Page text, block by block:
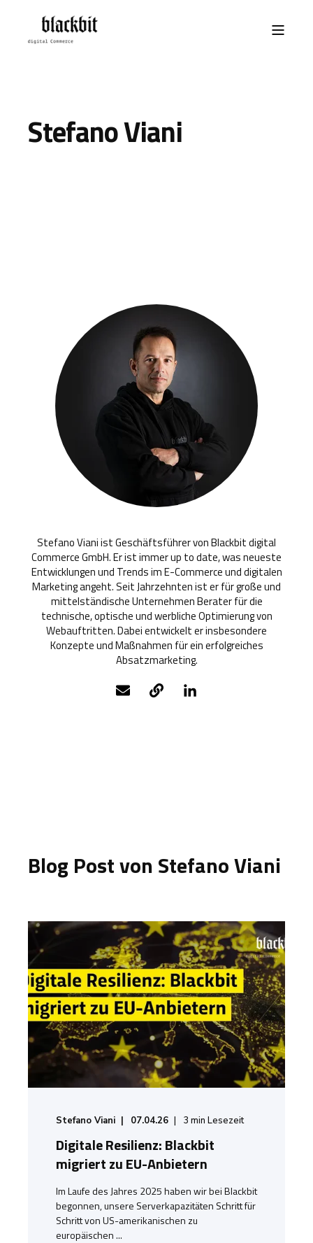
Stefano Viani
Stefano Viani ist Geschäftsführer von Blackbit digital
Commerce GmbH. Er ist immer up to date, was neueste
Entwicklungen und Trends im E-Commerce und digitalen
Marketing angeht. Seit Jahrzehnten ist er für große und
mittelständische Unternehmen Berater für die
technische, optische und werbliche Optimierung von
Webauftritten. Dabei entwickelt er insbesondere
Konzepte und Maßnahmen für ein erfolgreiches
Absatzmarketing.
Blog Post von Stefano Viani
Stefano Viani 07.04.26 3 min Lesezeit
Digitale Resilienz: Blackbit
migriert zu EU-Anbietern
Im Laufe des Jahres 2025 haben wir bei Blackbit
begonnen, unsere Serverkapazitäten Schritt für
Schritt von US-amerikanischen zu
europäischen ...